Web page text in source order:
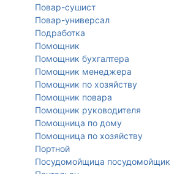
Повар-сушист
Повар-универсал
Подработка
Помощник
Помощник бухгалтера
Помощник менеджера
Помощник по хозяйству
Помощник повара
Помощник руководителя
Помощница по дому
Помощница по хозяйству
Портной
Посудомойщица посудомойщик